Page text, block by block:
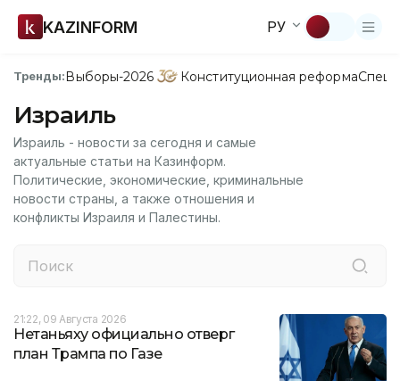
KAZINFORM РУ
Тренды:Выборы-2026 Конституционная реформа
Израиль
Израиль - новости за сегодня и самые
актуальные статьи на Казинформ.
Политические, экономические, криминальные
новости страны, а также отношения и
конфликты Израиля и Палестины.
21:22, 09 Августа 2026
Нетаньяху официально отверг
план Трампа по Газе